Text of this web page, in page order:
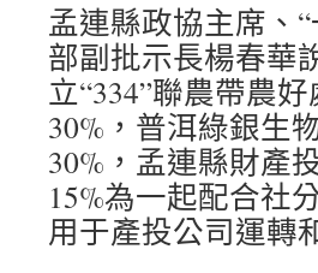
孟連縣政協主席、
部副批示長楊春華
立“334”聯農帶農
30%，普洱綠銀生
30%，孟連縣財產
15%為一起配合社
用于產投公司運轉